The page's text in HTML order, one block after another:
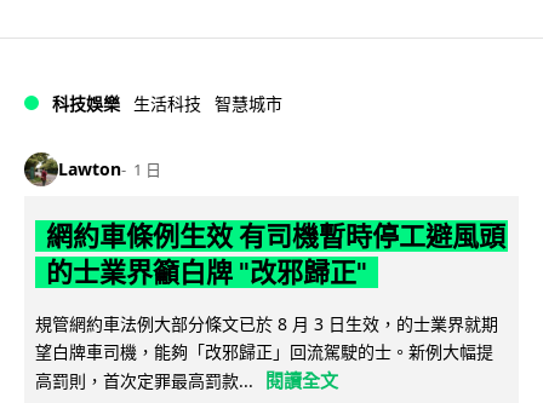
科技娛樂 生活科技 智慧城市
Lawton 1 日
網約車條例生效 有司機暫時停工避風頭
的士業界籲白牌 "改邪歸正"
規管網約車法例大部分條文已於 8 月 3 日生效，的士業界就期
望白牌車司機，能夠「改邪歸正」回流駕駛的士。新例大幅提
高罰則，首次定罪最高罰款...
閱讀全文